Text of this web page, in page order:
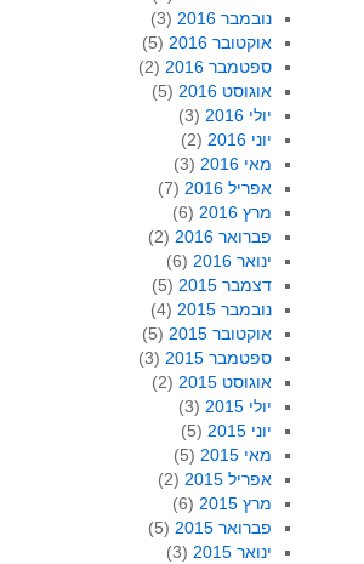
נובמבר 2016
(3)
אוקטובר 2016
(5)
ספטמבר 2016
(2)
אוגוסט 2016
(5)
יולי 2016
(3)
יוני 2016
(2)
מאי 2016
(3)
אפריל 2016
(7)
מרץ 2016
(6)
פברואר 2016
(2)
ינואר 2016
(6)
דצמבר 2015
(5)
נובמבר 2015
(4)
אוקטובר 2015
(5)
ספטמבר 2015
(3)
אוגוסט 2015
(2)
יולי 2015
(3)
יוני 2015
(5)
מאי 2015
(5)
אפריל 2015
(2)
מרץ 2015
(6)
פברואר 2015
(5)
ינואר 2015
(3)